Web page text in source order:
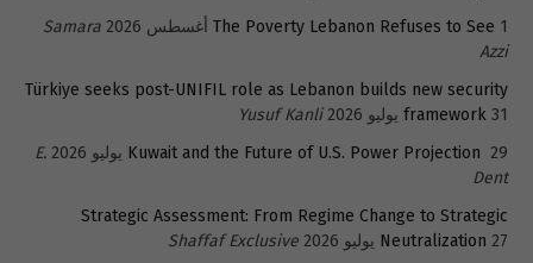
The Poverty Lebanon Refuses to See 1 أغسطس 2026
Samara
Azzi
Türkiye seeks post-UNIFIL role as Lebanon builds new security
framework 31 يوليو 2026
Yusuf Kanli
Kuwait and the Future of U.S. Power Projection 29 يوليو 2026
E.
Dent
Strategic Assessment: From Regime Change to Strategic
Neutralization 27 يوليو 2026 Shaffaf Exclusive